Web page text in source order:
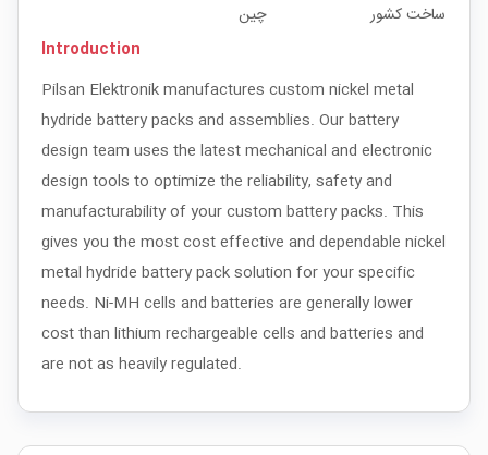
ساخت کشور
چین
Introduction
Pilsan Elektronik manufactures custom nickel metal
hydride battery packs and assemblies. Our battery
design team uses the latest mechanical and electronic
design tools to optimize the reliability, safety and
manufacturability of your custom battery packs. This
gives you the most cost effective and dependable nickel
metal hydride battery pack solution for your specific
needs. Ni-MH cells and batteries are generally lower
cost than lithium rechargeable cells and batteries and
are not as heavily regulated.